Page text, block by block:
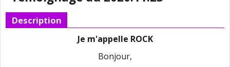
Description
Je m'appelle ROCK
Bonjour,